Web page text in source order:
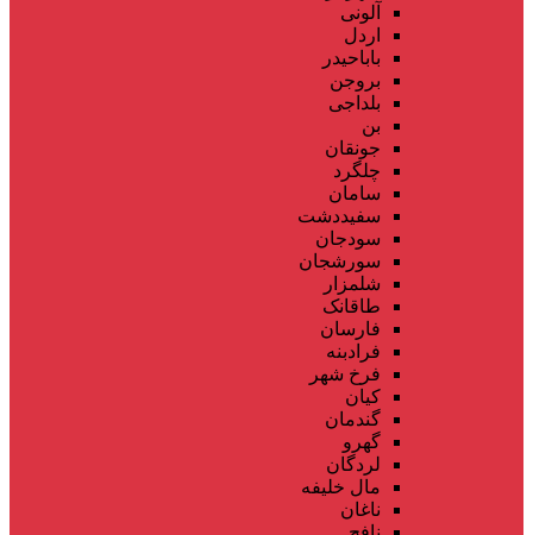
آلونی
اردل
باباحیدر
بروجن
بلداجی
بن
جونقان
چلگرد
سامان
سفیددشت
سودجان
سورشجان
شلمزار
طاقانک
فارسان
فرادبنه
فرخ شهر
کیان
گندمان
گهرو
لردگان
مال خلیفه
ناغان